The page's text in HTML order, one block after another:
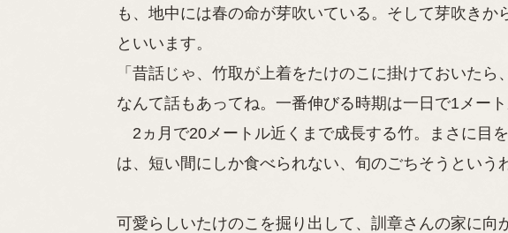
も、地中には春の命が芽吹いている。そして芽吹き
といいます。
「昔話じゃ、竹取が上着をたけのこに掛けておいた
なんて話もあってね。一番伸びる時期は一日で1メー
2ヵ月で20メートル近くまで成長する竹。まさに目
は、短い間にしか食べられない、旬のごちそうという
可愛らしいたけのこを掘り出して、訓章さんの家に向